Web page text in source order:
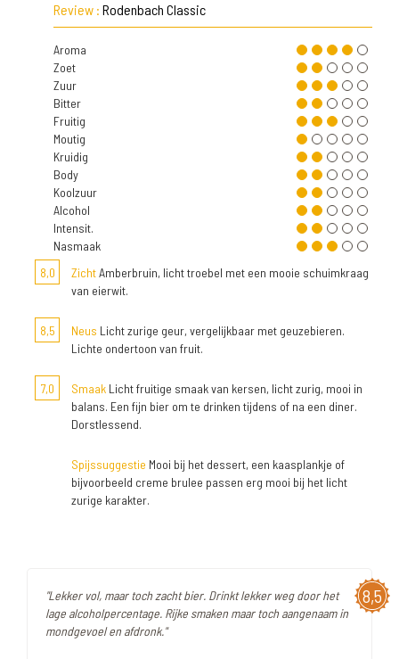
Review : Rodenbach Classic
Aroma
Zoet
Zuur
Bitter
Fruitig
Moutig
Kruidig
Body
Koolzuur
Alcohol
Intensit.
Nasmaak
8,0
ZichtAmberbruin, licht troebel met een mooie schuimkraag
van eierwit.
8,5 Neus Licht zurige geur, vergelijkbaar met geuzebieren.
Lichte ondertoon van fruit.
7,0 Smaak Licht fruitige smaak van kersen, licht zurig, mooi in
balans. Een fijn bier om te drinken tijdens of na een diner.
Dorstlessend.
Spijssuggestie Mooi bij het dessert, een kaasplankje of
bijvoorbeeld creme brulee passen erg mooi bij het licht
zurige karakter.
8,5
"Lekker vol, maar toch zacht bier. Drinkt lekker weg door het
lage alcoholpercentage. Rijke smaken maar toch aangenaam in
mondgevoel en afdronk."